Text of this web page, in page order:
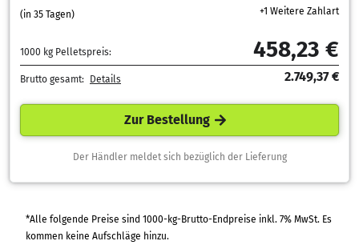
(in 35 Tagen)
+1 Weitere Zahlart
1000 kg Pelletspreis: 458,23 €
Brutto gesamt: Details 2.749,37 €
Zur Bestellung
Der Händler meldet sich bezüglich der Lieferung
*Alle folgende Preise sind 1000-kg-Brutto-Endpreise inkl. 7% MwSt. Es
kommen keine Aufschläge hinzu.